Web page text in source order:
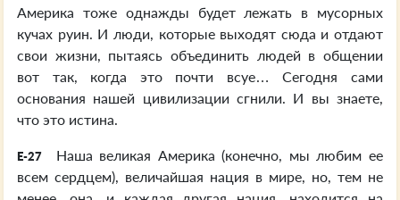
Америка тоже однажды будет лежать в мусорных
кучах руин. И люди, которые выходят сюда и отдают
свои жизни, пытаясь объединить людей в общении
вот так, когда это почти всуе… Сегодня сами
основания нашей цивилизации сгнили. И вы знаете,
что это истина.
E-27
Наша великая Америка (конечно, мы любим ее
всем сердцем), величайшая нация в мире, но, тем не